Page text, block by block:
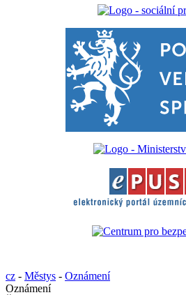
cz - Městys - Oznámení
Oznámení